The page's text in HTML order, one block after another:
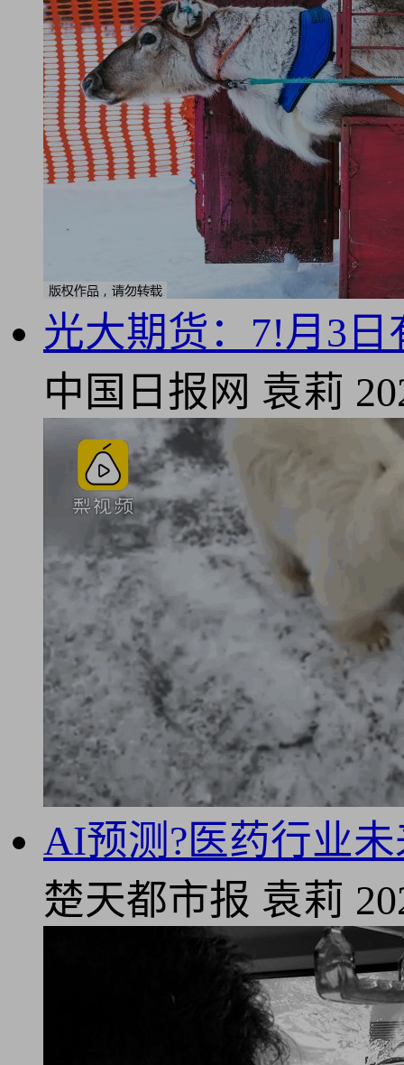
光大期货：7!月3
中国日报网 袁莉
AI预测?医药行业
楚天都市报 袁莉